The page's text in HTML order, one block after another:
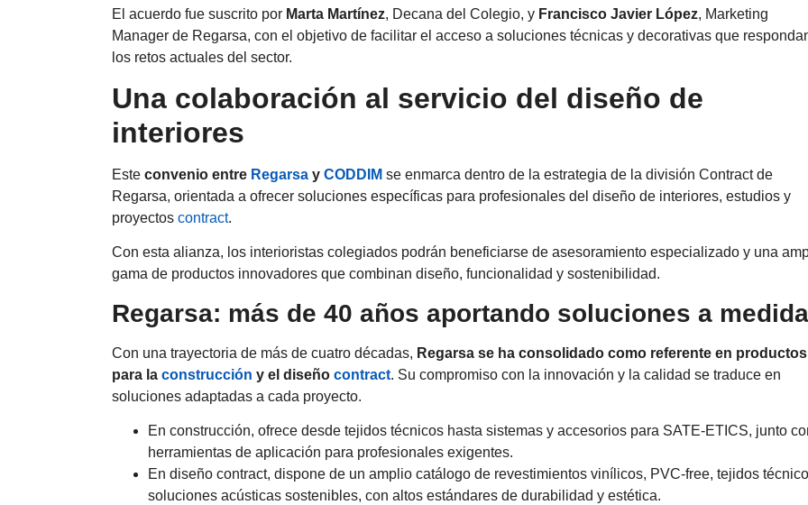
El acuerdo fue suscrito por Marta Martínez, Decana del Colegio, y Francisco Javier López, Marketing
Manager de Regarsa, con el objetivo de facilitar el acceso a soluciones técnicas y decorativas que
los retos actuales del sector.
Una colaboración al servicio del diseño de
interiores
Este convenio entre Regarsa y CODDIM se enmarca dentro de la estrategia de la división Contract de
Regarsa, orientada a ofrecer soluciones específicas para profesionales del diseño de interiores, estudios y
proyectos contract.
Con esta alianza, los interioristas colegiados podrán beneficiarse de asesoramiento especializado y una
gama de productos innovadores que combinan diseño, funcionalidad y sostenibilidad.
Regarsa: más de 40 años aportando soluciones a medida
Con una trayectoria de más de cuatro décadas, Regarsa se ha consolidado como referente en productos
para la construcción y el diseño contract. Su compromiso con la innovación y la calidad se traduce en
soluciones adaptadas a cada proyecto.
En construcción, ofrece desde tejidos técnicos hasta sistemas y accesorios para SATE-ETICS, junto
herramientas de aplicación para profesionales exigentes.
En diseño contract, dispone de un amplio catálogo de revestimientos vinílicos, PVC-free, tejidos
soluciones acústicas sostenibles, con altos estándares de durabilidad y estética.